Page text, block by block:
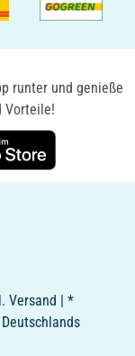
runter und genieße
Vorteile!
Versand | *